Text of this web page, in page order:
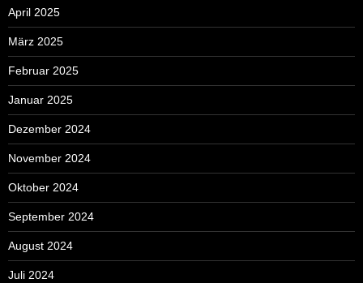
April 2025
März 2025
Februar 2025
Januar 2025
Dezember 2024
November 2024
Oktober 2024
September 2024
August 2024
Juli 2024